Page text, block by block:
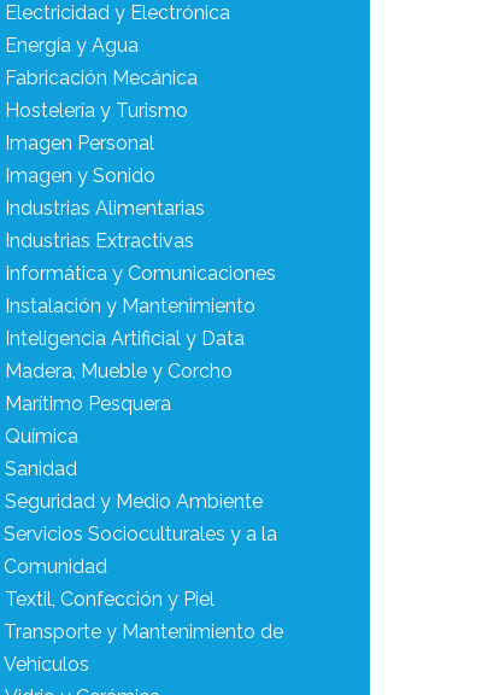
Electricidad y Electrónica
Energía y Agua
Fabricación Mecánica
Hostelería y Turismo
Imagen Personal
Imagen y Sonido
Industrias Alimentarias
Industrias Extractivas
Informática y Comunicaciones
Instalación y Mantenimiento
Inteligencia Artificial y Data
Madera, Mueble y Corcho
Marítimo Pesquera
Química
Sanidad
Seguridad y Medio Ambiente
Servicios Socioculturales y a la
Comunidad
Textil, Confección y Piel
Transporte y Mantenimiento de
Vehículos